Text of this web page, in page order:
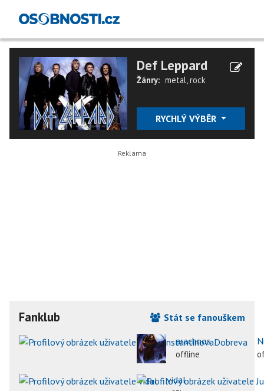
Def Leppard
Žánry: metal,rock
RYCHLÝ VÝBĚR
Fanklub
Stát se fanouškem
arachnos
offline
vidal